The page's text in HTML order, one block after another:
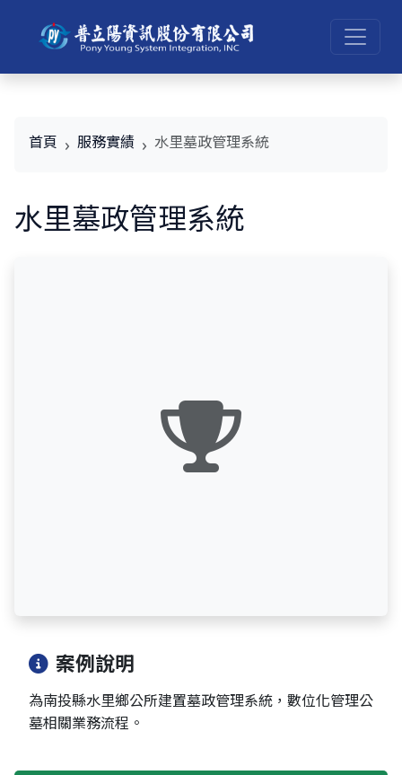
首頁 服務實績 水里墓政管理系統
水里墓政管理系統
案例說明
為南投縣水里鄉公所建置墓政管理系統，數位化管理公
墓相關業務流程。